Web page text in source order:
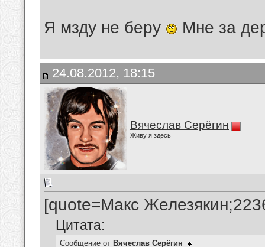
Я мзду не беру Мне за
24.08.2012, 18:15
Вячеслав Серёгин
Живу я здесь
[quote=Макс
Цитата:
Сообщение от Вячеслав Серёгин